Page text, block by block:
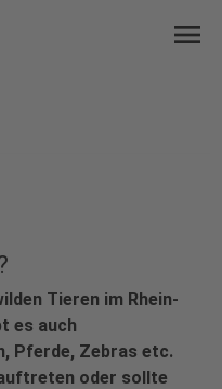
menu
Tieren im Rhein-
es auch
Pferde, Zebras etc.
oder sollte